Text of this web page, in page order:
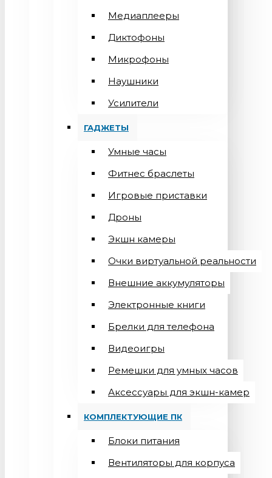
Медиаплееры
Диктофоны
Микрофоны
Наушники
Усилители
ГАДЖЕТЫ
Умные часы
Фитнес браслеты
Игровые приставки
Дроны
Экшн камеры
Очки виртуальной реальности
Внешние аккумуляторы
Электронные книги
Брелки для телефона
Видеоигры
Ремешки для умных часов
Аксессуары для экшн-камер
КОМПЛЕКТУЮЩИЕ ПК
Блоки питания
Вентиляторы для корпуса